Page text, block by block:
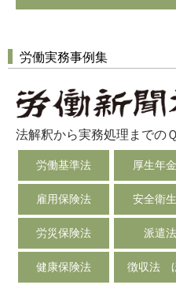
労働実務事例集
法解釈から実務処理までの
労働基準法 厚生年
雇用保険法 安全衛
労災保険法 派遣法
健康保険法 徴収法